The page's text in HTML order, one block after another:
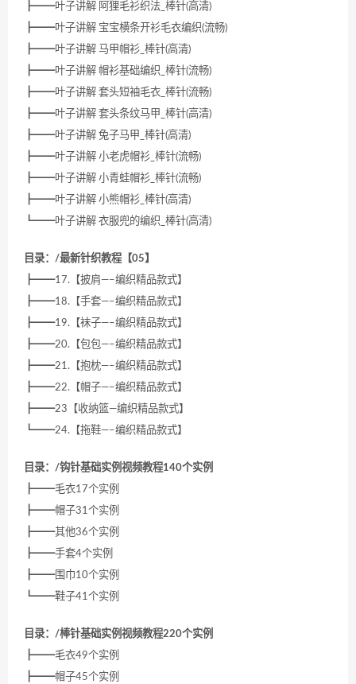
┣━━叶子讲解 阿狸毛衫织法_棒针(高清)
┣━━叶子讲解 宝宝横条开衫毛衣编织(流畅)
┣━━叶子讲解 马甲帽衫_棒针(高清)
┣━━叶子讲解 帽衫基础编织_棒针(流畅)
┣━━叶子讲解 套头短袖毛衣_棒针(流畅)
┣━━叶子讲解 套头条纹马甲_棒针(高清)
┣━━叶子讲解 兔子马甲_棒针(高清)
┣━━叶子讲解 小老虎帽衫_棒针(流畅)
┣━━叶子讲解 小青蛙帽衫_棒针(流畅)
┣━━叶子讲解 小熊帽衫_棒针(高清)
┗━━叶子讲解 衣服兜的编织_棒针(高清)
目录：/最新针织教程【05】
┣━━17.【披肩—–编织精品款式】
┣━━18.【手套—–编织精品款式】
┣━━19.【袜子—–编织精品款式】
┣━━20.【包包—–编织精品款式】
┣━━21.【抱枕—–编织精品款式】
┣━━22.【帽子—–编织精品款式】
┣━━23【收纳篮—编织精品款式】
┗━━24.【拖鞋—–编织精品款式】
目录：/钩针基础实例视频教程140个实例
┣━━毛衣17个实例
┣━━帽子31个实例
┣━━其他36个实例
┣━━手套4个实例
┣━━围巾10个实例
┗━━鞋子41个实例
目录：/棒针基础实例视频教程220个实例
┣━━毛衣49个实例
┣━━帽子45个实例